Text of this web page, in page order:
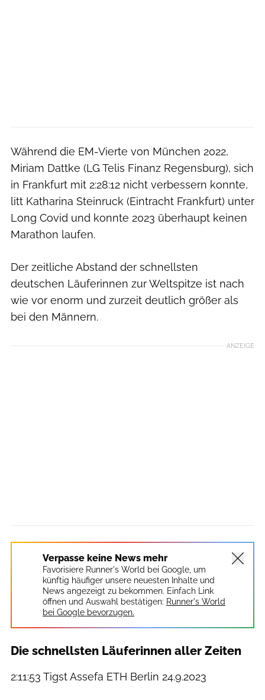
Während die EM-Vierte von München 2022,
Miriam Dattke (LG Telis Finanz Regensburg), sich
in Frankfurt mit 2:28:12 nicht verbessern konnte,
litt Katharina Steinruck (Eintracht Frankfurt) unter
Long Covid und konnte 2023 überhaupt keinen
Marathon laufen.
Der zeitliche Abstand der schnellsten
deutschen Läuferinnen zur Weltspitze ist nach
wie vor enorm und zurzeit deutlich größer als
bei den Männern.
ANZEIGE
Verpasse keine News mehr
Favorisiere Runner's World bei Google, um
künftig häufiger unsere neuesten Inhalte und
News angezeigt zu bekommen. Einfach Link
öffnen und Auswahl bestätigen: Runner's World
bei Google bevorzugen.
Die schnellsten Läuferinnen aller Zeiten
2:11:53 Tigst Assefa ETH Berlin 24.9.2023